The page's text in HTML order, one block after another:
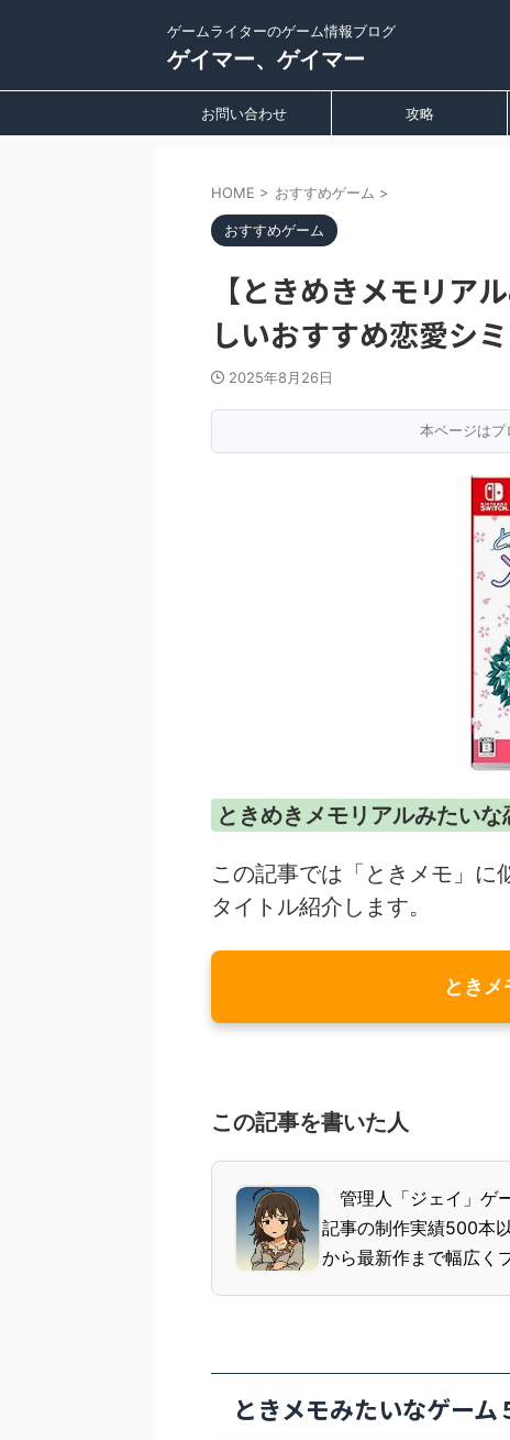
ゲームライターのゲーム情報ブログ
ゲイマー、ゲイマー
お問い合わせ 攻略
HOME > おすすめゲーム >
おすすめゲーム
【ときめきメモリア
しいおすすめ恋愛シ
2025年8月26日
本ページはプ
ときめきメモリアルみたい
この記事では「ときメモ」に
タイトル紹介します。
とき
この記事を書いた人
管理人「ジェイ」ゲ
記事の制作実績500本
から最新作まで幅広く
ときメモみたいなゲーム